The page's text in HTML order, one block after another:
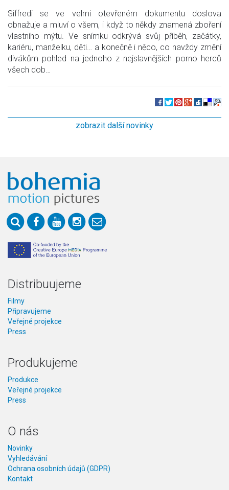
Siffredi se ve velmi otevřeném dokumentu doslova
obnažuje a mluví o všem, i když to někdy znamená zboření
vlastního mýtu. Ve snímku odkrývá svůj příběh, začátky,
kariéru, manželku, děti… a konečně i něco, co navždy změní
divákům pohled na jednoho z nejslavnějších porno herců
všech dob…
zobrazit další novinky
Distribuujeme
Filmy
Připravujeme
Veřejné projekce
Press
Produkujeme
Produkce
Veřejné projekce
Press
O nás
Novinky
Vyhledávání
Ochrana osobních údajů (GDPR)
Kontakt